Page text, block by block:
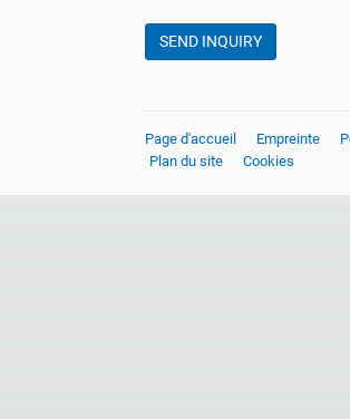
SEND INQUIRY
Page d'accueil Empreinte
Plan du site
Cookies